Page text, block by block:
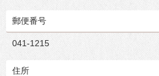
郵便番号
041-1215
住所